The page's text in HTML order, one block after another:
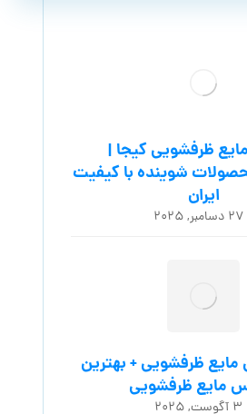
ظرفشویی کیجا |
شوینده با کیفیت
ایران
۲۷ دسامبر, ۲۰۲۵
ظرفشویی + بهترین
مایع ظرفشویی
۳ آگوست, ۲۰۲۵